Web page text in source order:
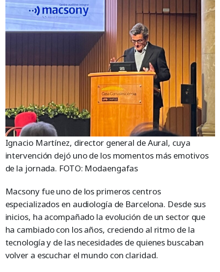
Ignacio Martínez, director general de Aural, cuya
intervención dejó uno de los momentos más emotivos
de la jornada. FOTO: Modaengafas
Macsony fue uno de los primeros centros
especializados en audiología de Barcelona. Desde sus
inicios, ha acompañado la evolución de un sector que
ha cambiado con los años, creciendo al ritmo de la
tecnología y de las necesidades de quienes buscaban
volver a escuchar el mundo con claridad.